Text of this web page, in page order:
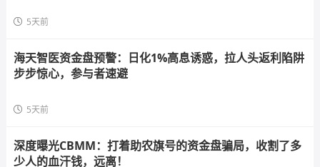
5天前
海天智医资金盘预警：日化1%高息诱惑，拉人头返利陷阱
步步惊心，参与者速避
5天前
深度曝光CBMM：打着助农旗号的资金盘骗局，收割了多
少人的血汗钱，远离！